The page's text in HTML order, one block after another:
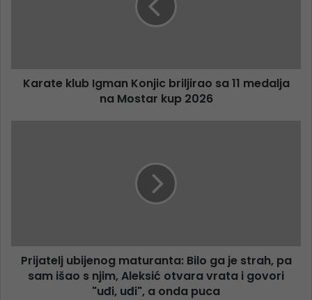
Karate klub Igman Konjic briljirao sa 11 medalja
na Mostar kup 2026
Prijatelj ubijenog maturanta: Bilo ga je strah, pa
sam išao s njim, Aleksić otvara vrata i govori
"uđi, uđi", a onda puca